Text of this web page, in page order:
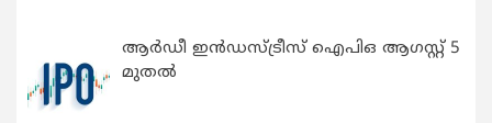
ആർഡീ ഇൻഡസ്ട്രീസ് ഐപിഒ ആഗസ്റ്റ് 5
മുതൽ